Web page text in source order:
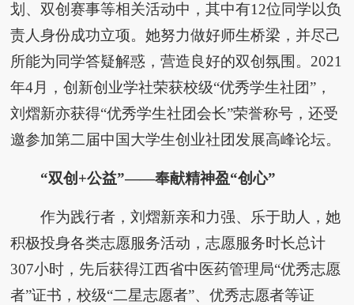
划、双创赛事等相关活动中，其中有12位同学以负
责人身份成功立项。她努力做好师生桥梁，并尽己
所能为同学答疑解惑，营造良好的双创氛围。2021
年4月，创新创业学社荣获校级“优秀学生社团”，
刘熠新亦获得“优秀学生社团会长”荣誉称号，还受
邀参加第二届中国大学生创业社团发展高峰论坛。
“双创+公益”——奉献精神盈“创心”
作为践行者，刘熠新亲和力强、乐于助人，她
积极投身各类志愿服务活动，志愿服务时长总计
307小时，先后获得江西省中医药管理局“优秀志愿
者”证书，校级“二星志愿者”、优秀志愿者等证